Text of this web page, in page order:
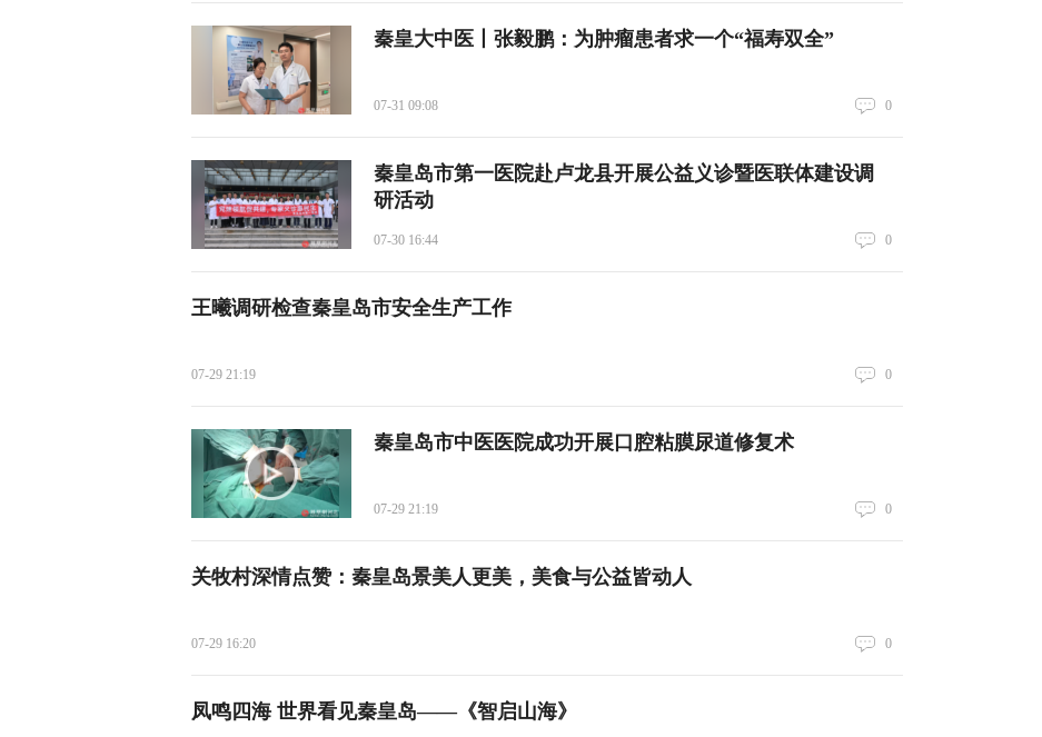
秦皇大中医丨张毅鹏：为肿瘤患者求一个“福寿双全”
07-31 09:08 0
秦皇岛市第一医院赴卢龙县开展公益义诊暨医联体建设调
研活动
07-30 16:44 0
王曦调研检查秦皇岛市安全生产工作
07-29 21:19 0
秦皇岛市中医医院成功开展口腔粘膜尿道修复术
07-29 21:19 0
关牧村深情点赞：秦皇岛景美人更美，美食与公益皆动人
07-29 16:20 0
凤鸣四海 世界看见秦皇岛——《智启山海》